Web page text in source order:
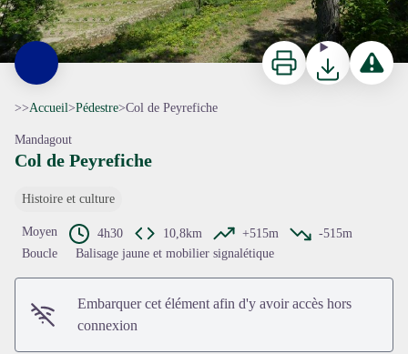
Voir l'image en plein écran
ImprimerTéléchargerSignaler
>>Accueil>Pédestre>Col de Peyrefiche
Mandagout
Col de Peyrefiche
Histoire et culture
Moyen 4h30 10,8km +515m
-515m
Boucle
Balisage jaune et mobilier signalétique
Embarquer cet élément afin d'y avoir accès hors
connexion